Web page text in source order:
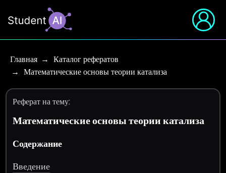
Главная
Каталог рефератов
Математические основы теории катализа
Реферат на тему:
Математические основы теории катализа
Содержание
Введение